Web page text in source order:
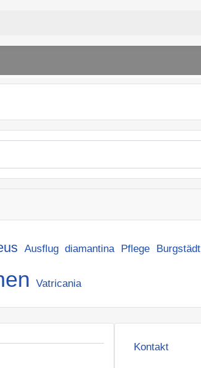
Ausflug diamantina Pflege Burgstädt
Vatricania
Kontakt